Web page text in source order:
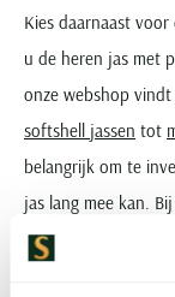
Kies daarnaast
u de heren jas met
onze webshop
softshell jassen tot
belangrijk om te
jas lang mee kan.
altijd gemaakt van